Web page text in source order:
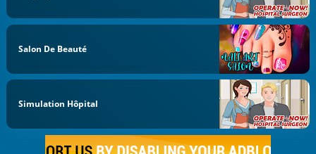
Salon De Beauté
Simulation Hôpital